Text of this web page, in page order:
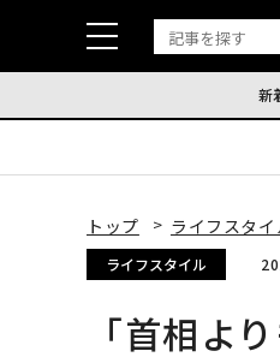
新
トップ ライフスタイ
ライフスタイル
「首相よ